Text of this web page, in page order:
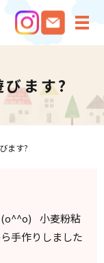
メ
ます?
ます?
(o^^o) 小麦粉粘
手作りしました